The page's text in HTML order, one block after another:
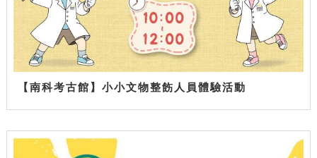
【南科考古館】小小文物整飭人員體驗活動